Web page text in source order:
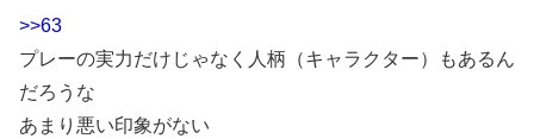
>>63
プレーの実力だけじゃなく人柄（キャラクター）もあるん
だろうな
あまり悪い印象がない